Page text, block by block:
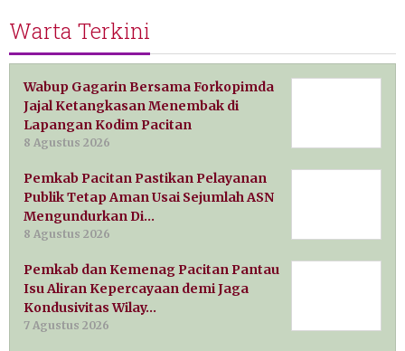
Warta Terkini
Wabup Gagarin Bersama Forkopimda
Jajal Ketangkasan Menembak di
Lapangan Kodim Pacitan
8 Agustus 2026
Pemkab Pacitan Pastikan Pelayanan
Publik Tetap Aman Usai Sejumlah ASN
Mengundurkan Di…
8 Agustus 2026
Pemkab dan Kemenag Pacitan Pantau
Isu Aliran Kepercayaan demi Jaga
Kondusivitas Wilay…
7 Agustus 2026